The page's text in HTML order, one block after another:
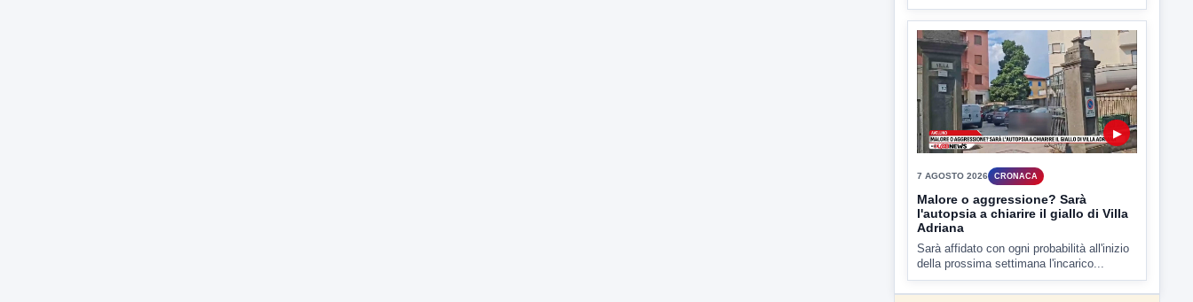
Ponte Valentino,21enne indagato:
ipotesi duplice omicidio stradale
Incidente mortale a Ponte Valentino,
indagato il 21enne alla guida...
7 AGOSTO 2026 CRONACA
Malore o aggressione? Sarà
l'autopsia a chiarire il giallo di Villa
Adriana